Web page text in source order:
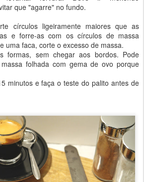
que "agarre" no fundo.
círculos ligeiramente maiores que as
e forre-as com os círculos de massa
uma faca, corte o excesso de massa.
formas, sem chegar aos bordos. Pode
folhada com gema de ovo porque
minutos e faça o teste do palito antes de